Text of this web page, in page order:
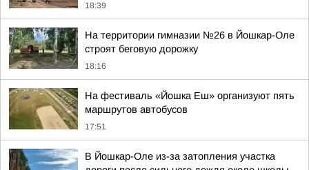
18:39
На территории гимназии №26 в Йошкар-Оле
строят беговую дорожку
18:16
На фестиваль «Йошка Еш» организуют пять
маршрутов автобусов
17:51
В Йошкар-Оле из-за затопления участка